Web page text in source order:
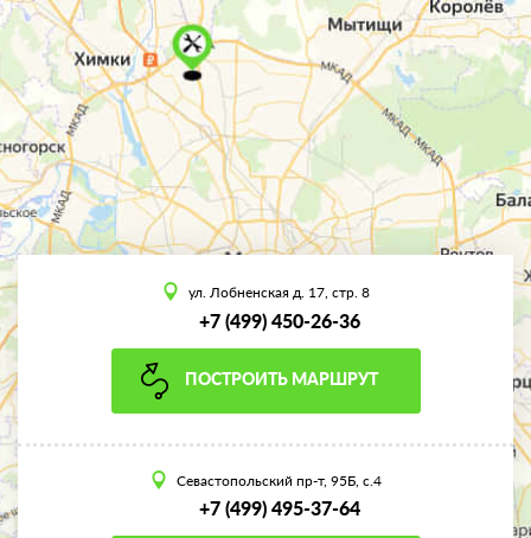
ул. Лобненская д. 17, стр. 8
+7 (499) 450-26-36
ПОСТРОИТЬ МАРШРУТ
Севастопольский пр-т, 95Б, с.4
+7 (499) 495-37-64